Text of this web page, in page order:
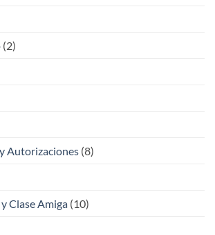
(2)
Autorizaciones (8)
Clase Amiga (10)